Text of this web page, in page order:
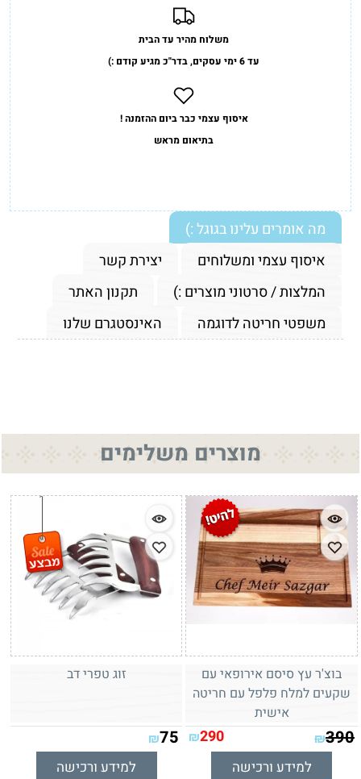
משלוח מהיר עד הבית
עד 6 ימי עסקים, בדר"כ מגיע קודם :)
איסוף עצמי כבר ביום ההזמנה !
בתיאום מראש
מה אומרים עלינו בגוגל :)
איסוף עצמי ומשלוחים
יצירת קשר
המלצות / סרטוני מוצרים :)
תקנון האתר
משפטי חריטה לדוגמה
האינסטגרם שלנו
מוצרים משלימים
בוצ'ר עץ סיסם אירופאי עם
שקעים למלח פלפל עם חריטה
אישית
₪390
₪290
למידע ורכישה
זוג טפרי דב
₪75
למידע ורכישה